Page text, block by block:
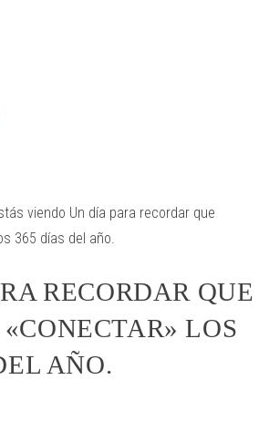
RECORDAR QUE
LOS
AÑO.